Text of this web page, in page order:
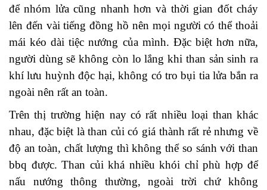
để nhóm lửa cũng nhanh hơn và thời gian đốt cháy
lên đến vài tiếng đồng hồ nên mọi người có thể thoải
mái kéo dài tiệc nướng của mình. Đặc biệt hơn nữa,
người dùng sẽ không còn lo lắng khi than sản sinh ra
khí lưu huỳnh độc hại, không có tro bụi tia lửa bắn ra
ngoài nên rất an toàn.
Trên thị trường hiện nay có rất nhiều loại than khác
nhau, đặc biệt là than củi có giá thành rất rẻ nhưng về
độ an toàn, chất lượng thì không thể so sánh với than
bbq được. Than củi khá nhiều khói chỉ phù hợp để
nấu nướng thông thường, ngoài trời chứ không